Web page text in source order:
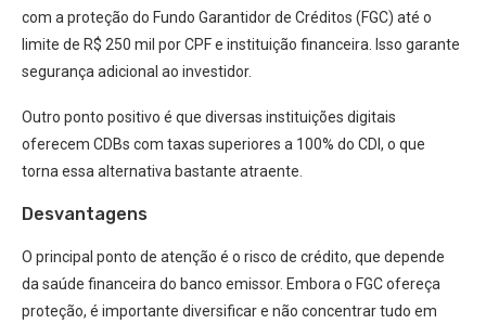
com a proteção do Fundo Garantidor de Créditos (FGC) até o
limite de R$ 250 mil por CPF e instituição financeira. Isso garante
segurança adicional ao investidor.
Outro ponto positivo é que diversas instituições digitais
oferecem CDBs com taxas superiores a 100% do CDI, o que
torna essa alternativa bastante atraente.
Desvantagens
O principal ponto de atenção é o risco de crédito, que depende
da saúde financeira do banco emissor. Embora o FGC ofereça
proteção, é importante diversificar e não concentrar tudo em